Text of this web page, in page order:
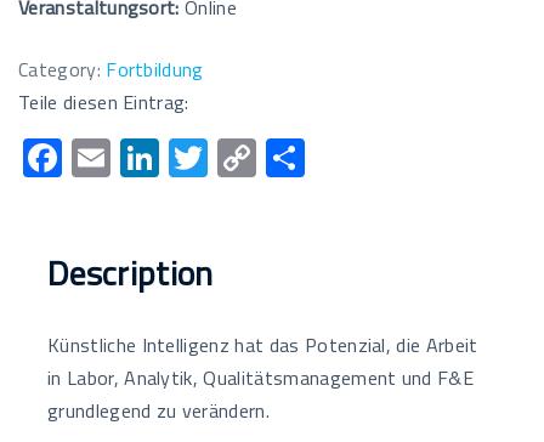
Veranstaltungsort: Online
Category: Fortbildung
Teile diesen Eintrag:
F
ac
b
o
k
E
m
Li
n
e
n
T
wi
er
C
o
n
k
Description
Künstliche Intelligenz hat das Potenzial, die Arbeit
in Labor, Analytik, Qualitätsmanagement und F&E
grundlegend zu verändern.